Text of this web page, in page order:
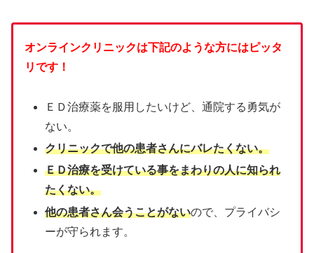
オンラインクリニックは下記のような方にはピッタ
リです！
ＥＤ治療薬を服用したいけど、通院する勇気が
ない。
クリニックで他の患者さんにバレたくない。
ＥＤ治療を受けている事をまわりの人に知られ
たくない。
他の患者さん会うことがないので、プライバシ
ーが守られます。